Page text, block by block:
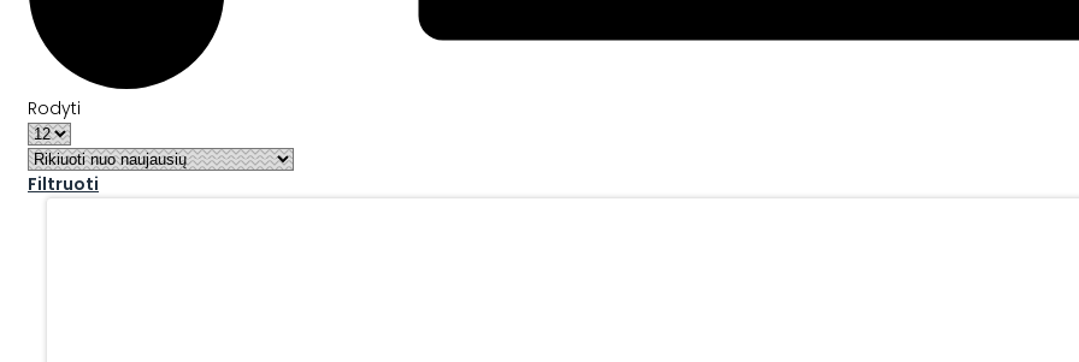
Rodyti
Filtruoti